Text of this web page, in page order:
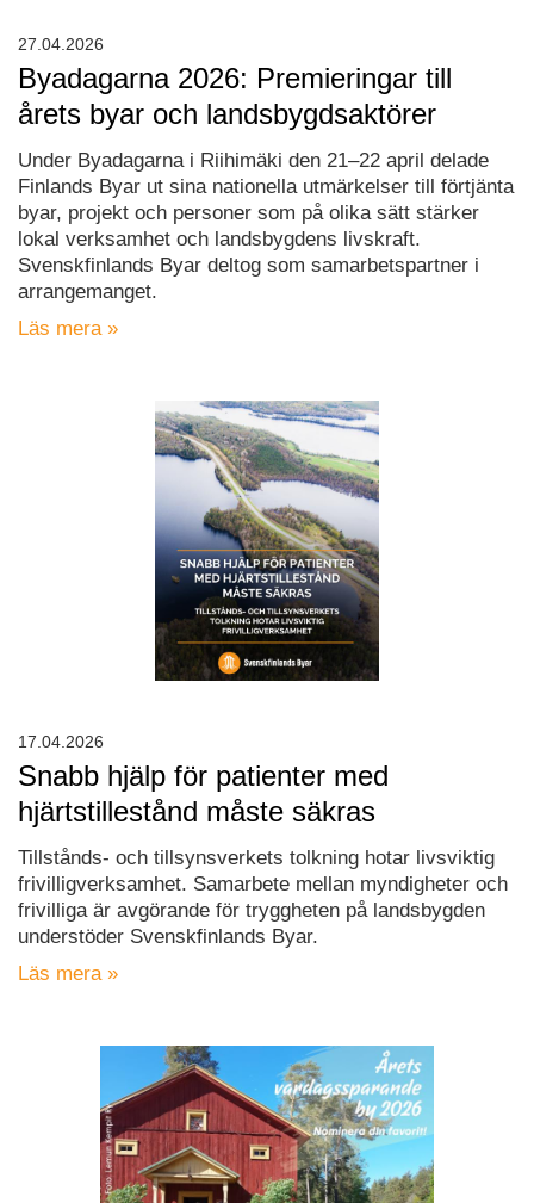
Byadagarna 2026: Premieringar till
årets byar och landsbygdsaktörer
Under Byadagarna i Riihimäki den 21–22 april delade
Finlands Byar ut sina nationella utmärkelser till förtjänta
byar, projekt och personer som på olika sätt stärker
lokal verksamhet och landsbygdens livskraft.
Svenskfinlands Byar deltog som samarbetspartner i
arrangemanget.
Läs mera »
27.04.2026
Snabb hjälp för patienter med
hjärtstillestånd måste säkras
Tillstånds- och tillsynsverkets tolkning hotar livsviktig
frivilligverksamhet. Samarbete mellan myndigheter och
frivilliga är avgörande för tryggheten på landsbygden
understöder Svenskfinlands Byar.
Läs mera »
17.04.2026